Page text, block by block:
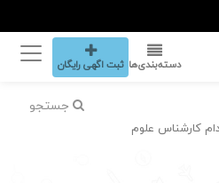
دسته‌بندی‌ها ثبت اگهی رایگان
جستجو
کارشناس علوم